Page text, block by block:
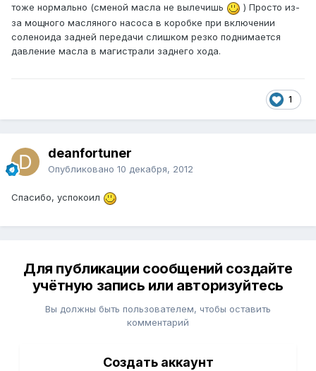
тоже нормально (сменой масла не вылечишь
) Просто из-
за мощного масляного насоса в коробке при включении
соленоида задней передачи слишком резко поднимается
давление масла в магистрали заднего хода.
1
deanfortuner
Опубликовано 10 декабря, 2012
Спасибо, успокоил
Для публикации сообщений создайте
учётную запись или авторизуйтесь
Вы должны быть пользователем, чтобы оставить
комментарий
Создать аккаунт